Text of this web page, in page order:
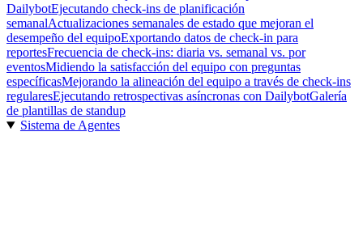
DailybotEjecutando check-ins de planificación
semanalActualizaciones semanales de estado que mejoran el
desempeño del equipoExportando datos de check-in para
reportesFrecuencia de check-ins: diaria vs. semanal vs. por
eventosMidiendo la satisfacción del equipo con preguntas
específicasMejorando la alineación del equipo a través de check-ins
regularesEjecutando retrospectivas asíncronas con DailybotGalería
de plantillas de standup
Sistema de Agentes